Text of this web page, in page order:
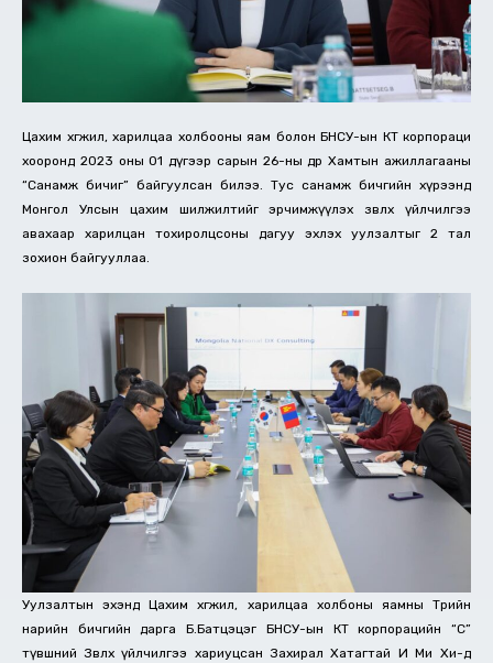
Цахим хөгжил, харилцаа холбооны яам болон БНСУ-ын КТ корпораци
хооронд 2023 оны 01 дүгээр сарын 26-ны өдөр Хамтын ажиллагааны
“Санамж бичиг” байгуулсан билээ. Тус санамж бичгийн хүрээнд
Монгол Улсын цахим шилжилтийг эрчимжүүлэх зөвлөх үйлчилгээ
авахаар харилцан тохиролцсоны дагуу эхлэх уулзалтыг 2 тал
зохион байгууллаа.
Уулзалтын эхэнд Цахим хөгжил, харилцаа холбоны яамны Төрийн
нарийн бичгийн дарга Б.Батцэцэг БНСУ-ын КТ корпорацийн “С”
түвшний Зөвлөх үйлчилгээ хариуцсан Захирал Хатагтай И Ми Хи-д